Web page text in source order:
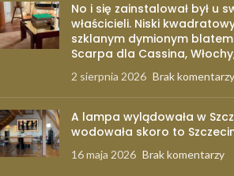
No i się zainstalował był u
właścicieli. Niski
szklanym dymionym
Scarpa dla Cassina,
2 sierpnia 2026 Brak komentarzy
A lampa wylądowała w
wodowała skoro to
16 maja 2026 Brak komentarzy